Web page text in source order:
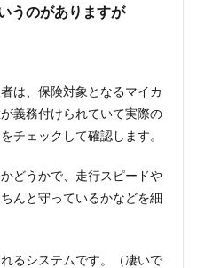
うのがありますが
は、保険対象となるマイカ
義務付けられていて実際の
チェックして確認します。
どうかで、走行スピードや
んと守っているかなどを細
るシステムです。（凄いで